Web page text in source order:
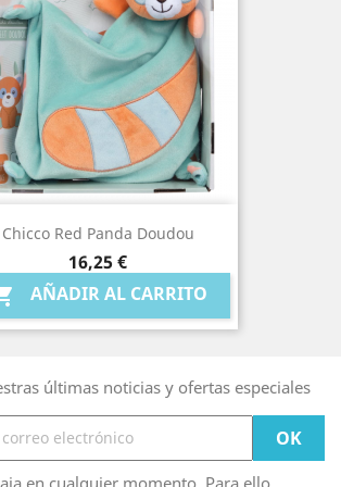
Chicco Red Panda Doudou
Precio
16,25 €
AÑADIR AL CARRITO
últimas noticias y ofertas especiales
en cualquier momento. Para ello,